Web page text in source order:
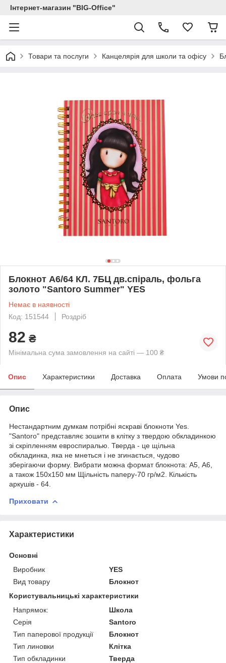
Інтернет-магазин "BIG-Office"
Товари та послуги Канцелярія для школи та офісу
Блокнот А6/64 КЛ. 7БЦ дв.спіраль, фольга
золото "Santoro Summer" YES
Немає в наявності
Код: 151544
Роздріб
82 ₴
Мінімальна сума замовлення на сайті — 100 ₴
Опис Характеристики Доставка Оплата Умови
Опис
Нестандартним думкам потрібні яскраві блокноти Yes.
"Santoro" представляє зошити в клітку з твердою обкладинкою
зі скріпленням евроспиралью. Тверда - це щільна
обкладинка, яка не мнеться і не згинається, чудово
зберігаючи форму. Вибрати можна формат блокнота: А5, А6,
а також 150х150 мм Щільність паперу-70 гр/м2. Кількість
аркушів - 64.
Приховати
Характеристики
Основні
Виробник
YES
Вид товару
Блокнот
Користувальницькі характеристики
Напрямок:
Школа
Серія
Santoro
Тип паперової продукції
Блокнот
Тип линовки
Клітка
Тип обкладинки
Тверда